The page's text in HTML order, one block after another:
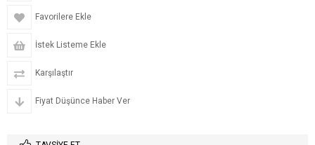
Favorilere Ekle
İstek Listeme Ekle
Karşılaştır
Fiyat Düşünce Haber Ver